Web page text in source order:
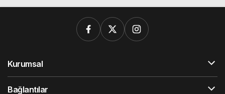
Kurumsal
Bağlantılar